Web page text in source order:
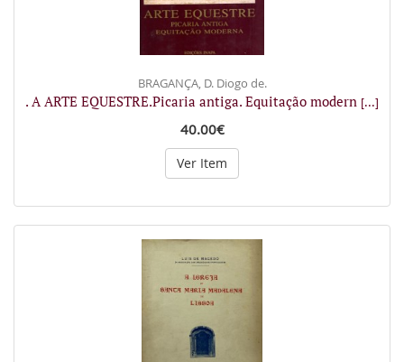
BRAGANÇA, D. Diogo de.
. A ARTE EQUESTRE.Picaria antiga. Equitação modern [...]
40.00€
Ver Item